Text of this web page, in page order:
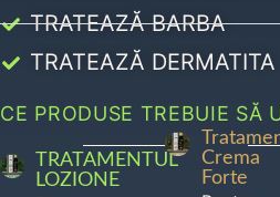
TRATEAZĂ BARBA
TRATEAZĂ DERMATITA
CE PRODUSE TREBUIE SĂ
TRATAMENTUL
LOZIONE
Crema
Forte